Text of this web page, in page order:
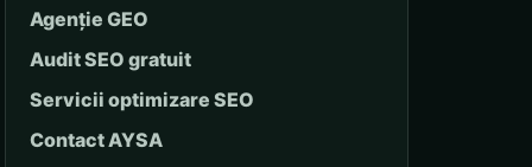
Agenție GEO
Audit SEO gratuit
Servicii optimizare SEO
Contact AYSA